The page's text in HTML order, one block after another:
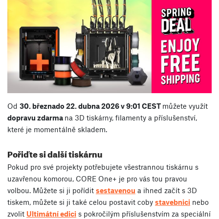
Od 30. březnado 22. dubna 2026 v 9:01 CEST můžete využít
dopravu zdarma na 3D tiskárny, filamenty a příslušenství,
které je momentálně skladem.
Pořiďte si další tiskárnu
Pokud pro své projekty potřebujete všestrannou tiskárnu s
uzavřenou komorou, CORE One+ je pro vás tou pravou
volbou. Můžete si ji pořídit sestavenou a ihned začít s 3D
tiskem, můžete si ji také celou postavit coby stavebnici nebo
zvolit Ultimátní edici s pokročilým příslušenstvím za speciální